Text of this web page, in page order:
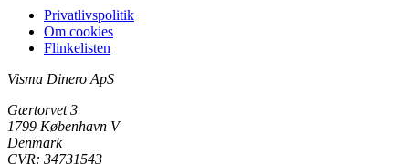
Privatlivspolitik
Om cookies
Flinkelisten
Visma Dinero ApS
Gærtorvet 3
1799 København V
Denmark
CVR: 34731543